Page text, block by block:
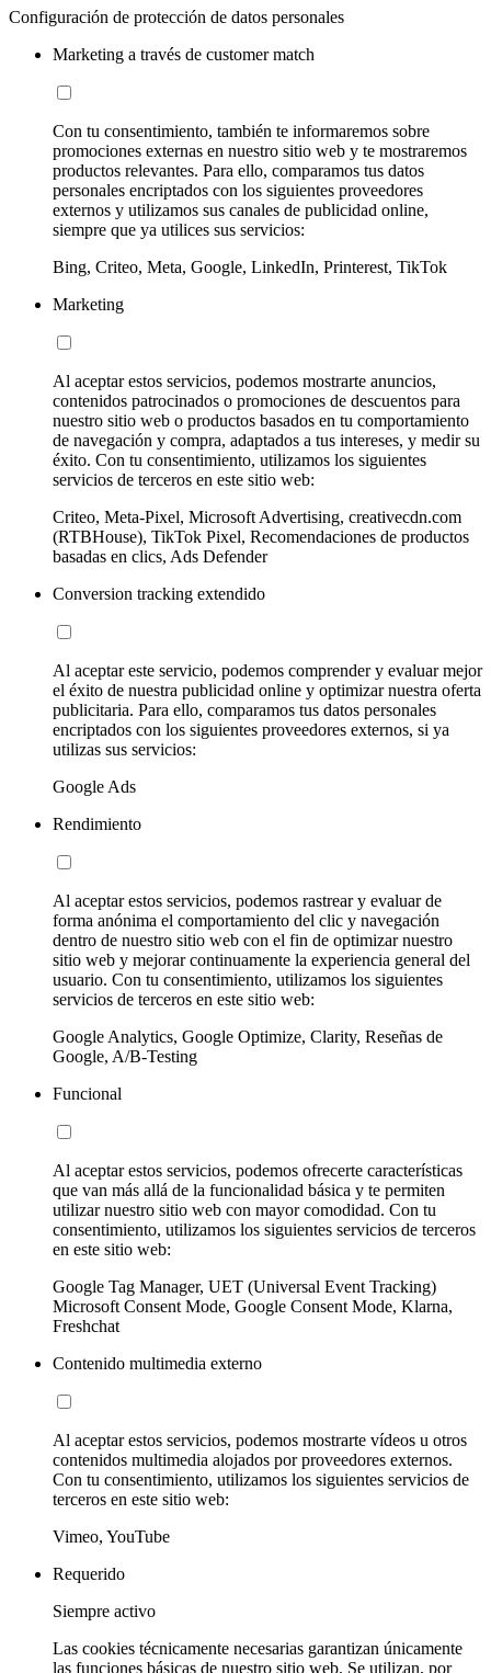
Configuración de protección de datos personales
Marketing a través de customer match
Con tu consentimiento, también te informaremos sobre
promociones externas en nuestro sitio web y te mostraremos
productos relevantes. Para ello, comparamos tus datos
personales encriptados con los siguientes proveedores
externos y utilizamos sus canales de publicidad online,
siempre que ya utilices sus servicios:
Bing, Criteo, Meta, Google, LinkedIn, Printerest, TikTok
Marketing
Al aceptar estos servicios, podemos mostrarte anuncios,
contenidos patrocinados o promociones de descuentos para
nuestro sitio web o productos basados en tu comportamiento
de navegación y compra, adaptados a tus intereses, y medir su
éxito. Con tu consentimiento, utilizamos los siguientes
servicios de terceros en este sitio web:
Criteo, Meta-Pixel, Microsoft Advertising, creativecdn.com
(RTBHouse), TikTok Pixel, Recomendaciones de productos
basadas en clics, Ads Defender
Conversion tracking extendido
Al aceptar este servicio, podemos comprender y evaluar mejor
el éxito de nuestra publicidad online y optimizar nuestra oferta
publicitaria. Para ello, comparamos tus datos personales
encriptados con los siguientes proveedores externos, si ya
utilizas sus servicios:
Google Ads
Rendimiento
Al aceptar estos servicios, podemos rastrear y evaluar de
forma anónima el comportamiento del clic y navegación
dentro de nuestro sitio web con el fin de optimizar nuestro
sitio web y mejorar continuamente la experiencia general del
usuario. Con tu consentimiento, utilizamos los siguientes
servicios de terceros en este sitio web:
Google Analytics, Google Optimize, Clarity, Reseñas de
Google, A/B-Testing
Funcional
Al aceptar estos servicios, podemos ofrecerte características
que van más allá de la funcionalidad básica y te permiten
utilizar nuestro sitio web con mayor comodidad. Con tu
consentimiento, utilizamos los siguientes servicios de terceros
en este sitio web:
Google Tag Manager, UET (Universal Event Tracking)
Microsoft Consent Mode, Google Consent Mode, Klarna,
Freshchat
Contenido multimedia externo
Al aceptar estos servicios, podemos mostrarte vídeos u otros
contenidos multimedia alojados por proveedores externos.
Con tu consentimiento, utilizamos los siguientes servicios de
terceros en este sitio web:
Vimeo, YouTube
Requerido
Siempre activo
Las cookies técnicamente necesarias garantizan únicamente
las funciones básicas de nuestro sitio web. Se utilizan, por